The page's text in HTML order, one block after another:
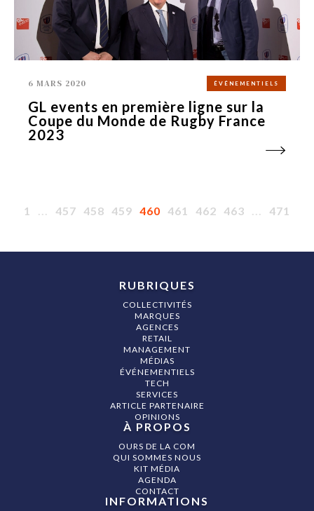
6 MARS 2020 ÉVÉNEMENTIELS
GL events en première ligne sur la
Coupe du Monde de Rugby France
2023
1 ... 457 458 459 460 461 462 463 ... 471
RUBRIQUES
COLLECTIVITÉS
MARQUES
AGENCES
RETAIL
MANAGEMENT
MÉDIAS
ÉVÉNEMENTIELS
TECH
SERVICES
ARTICLE PARTENAIRE
OPINIONS
À PROPOS
OURS DE LA COM
QUI SOMMES NOUS
KIT MÉDIA
AGENDA
CONTACT
INFORMATIONS